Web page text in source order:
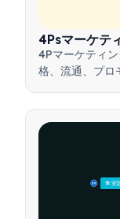
4Psマーケテ
4Pマーケティ
格、流通、プロ
🛠️ 実
15